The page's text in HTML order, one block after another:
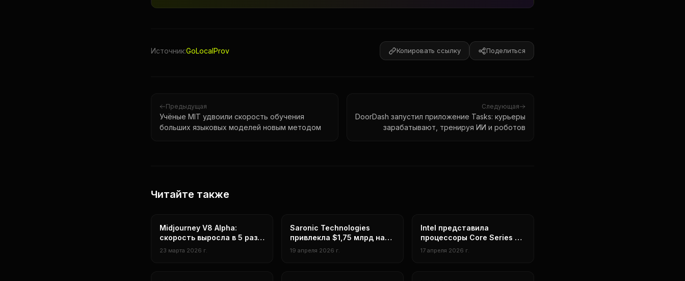
Источник:GoLocalProv Копировать ссылку Поделиться
Предыдущая
Учёные MIT удвоили скорость обучения
больших языковых моделей новым методом
Следующая
DoorDash запустил приложение Tasks: курьеры
зарабатывают, тренируя ИИ и роботов
Читайте также
нейросети
Midjourney V8 Alpha:
скорость выросла в 5 раз и
нативное разрешение 2K
23 марта 2026 г.
нейросети
Saronic Technologies
привлекла $1,75 млрд на
автономные корабли:
19 апреля 2026 г.
нейросети
Intel представила
процессоры Core Series 3
на техпроцессе 18A с
17 апреля 2026 г.